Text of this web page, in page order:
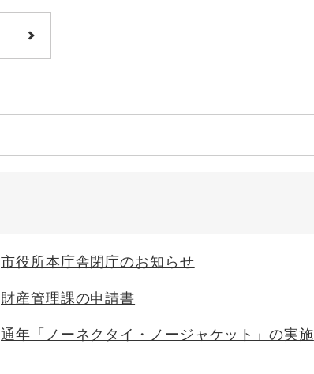
市役所本庁舎閉庁のお知らせ
財産管理課の申請書
通年「ノーネクタイ・ノージャケット」の実施